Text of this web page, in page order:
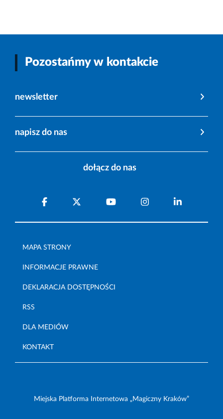
Pozostańmy w kontakcie
newsletter
napisz do nas
dołącz do nas
MAPA STRONY
INFORMACJE PRAWNE
DEKLARACJA DOSTĘPNOŚCI
RSS
DLA MEDIÓW
KONTAKT
Miejska Platforma Internetowa „Magiczny Kraków”